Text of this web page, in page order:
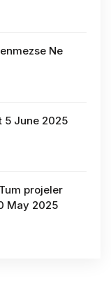
Ne
5 June 2025
projeler
May 2025